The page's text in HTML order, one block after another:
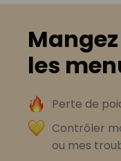
les
Perte de
Contrôler
ou mes